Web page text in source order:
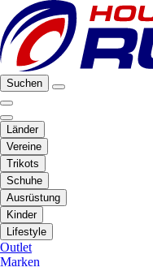
Suchen
Länder
Vereine
Trikots
Schuhe
Ausrüstung
Kinder
Lifestyle
Outlet
Marken